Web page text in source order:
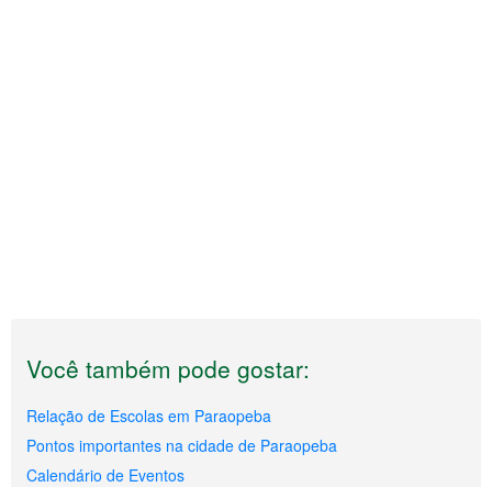
Você também pode gostar:
Relação de Escolas em Paraopeba
Pontos importantes na cidade de Paraopeba
Calendário de Eventos